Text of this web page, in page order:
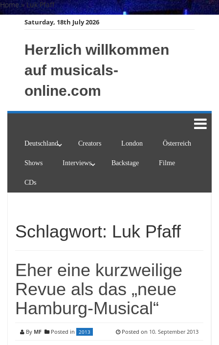
Skip
to
Home» Luk Pfaff
Saturday, 18th July 2026
Herzlich willkommen
auf musicals-
online.com
Deutschland Creators London Österreich
Shows Interviews Backstage Filme
CDs
Schlagwort: Luk Pfaff
Eher eine kurzweilige
Revue als das „neue
Hamburg-Musical“
By MF Posted in 2013 Posted on 10. September 2013